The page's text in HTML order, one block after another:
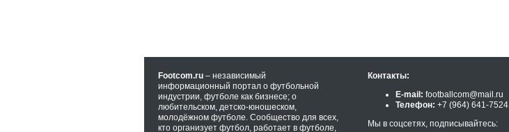
Footcom.ru – независимый
информационный портал о футбольной
индустрии, футболе как бизнесе; о
любительском, детско-юношеском,
молодёжном футболе. Сообщество для всех,
кто организует футбол, работает в футболе,
Контакты:
E-mail: footballcom@mail.ru
Телефон: +7 (964) 641-7524
Мы в соцсетях, подписывайтесь: